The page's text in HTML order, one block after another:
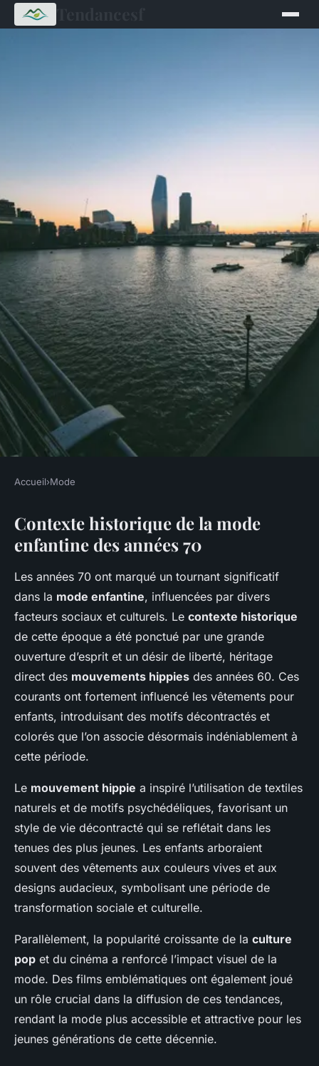
La mode enfantine des années
70 : tenues emblématiques et
tendances nostalgiques
Youssef 22 mars 2025 5 min de lecture
Accueil›Mode
Contexte historique de la mode
enfantine des années 70
Les années 70 ont marqué un tournant significatif
dans la mode enfantine, influencées par divers
facteurs sociaux et culturels. Le contexte historique
de cette époque a été ponctué par une grande
ouverture d’esprit et un désir de liberté, héritage
direct des mouvements hippies des années 60. Ces
courants ont fortement influencé les vêtements pour
enfants, introduisant des motifs décontractés et
colorés que l’on associe désormais indéniablement à
cette période.
Le mouvement hippie a inspiré l’utilisation de textiles
naturels et de motifs psychédéliques, favorisant un
style de vie décontracté qui se reflétait dans les
tenues des plus jeunes. Les enfants arboraient
souvent des vêtements aux couleurs vives et aux
designs audacieux, symbolisant une période de
transformation sociale et culturelle.
Parallèlement, la popularité croissante de la culture
pop et du cinéma a renforcé l’impact visuel de la
mode. Des films emblématiques ont également joué
un rôle crucial dans la diffusion de ces tendances,
rendant la mode plus accessible et attractive pour les
jeunes générations de cette décennie.